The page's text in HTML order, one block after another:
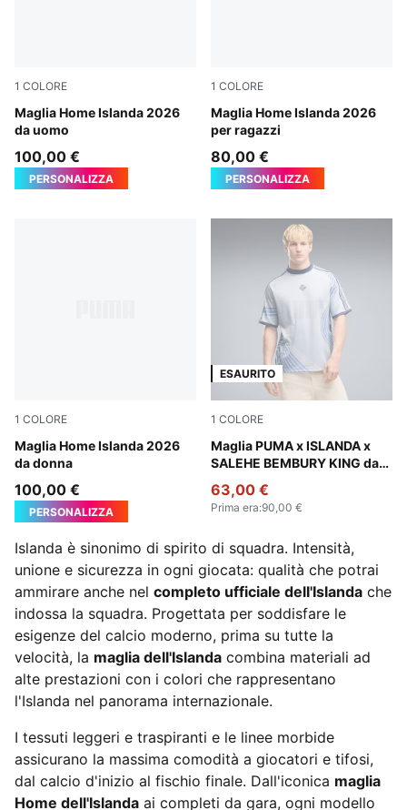
1 COLORE
Maglia Home Islanda 2026
da uomo
Electro Royal-PUMA White
100,00 €
PERSONALIZZA
1 COLORE
Maglia Home Islanda 2026
per ragazzi
Electro Royal-PUMA White
80,00 €
PERSONALIZZA
1 COLORE
Maglia Home Islanda 2026
da donna
Electro Royal-PUMA White
100,00 €
PERSONALIZZA
ESAURITO
1 COLORE
Maglia PUMA x ISLANDA x
SALEHE BEMBURY KING da
Cool Weather
63,00 €
Prima era:90,00 €
Islanda è sinonimo di spirito di squadra. Intensità,
unione e sicurezza in ogni giocata: qualità che potrai
ammirare anche nel completo ufficiale dell'Islanda che
indossa la squadra. Progettata per soddisfare le
esigenze del calcio moderno, prima su tutte la
velocità, la maglia dell'Islanda combina materiali ad
alte prestazioni con i colori che rappresentano
l'Islanda nel panorama internazionale.
I tessuti leggeri e traspiranti e le linee morbide
assicurano la massima comodità a giocatori e tifosi,
dal calcio d'inizio al fischio finale. Dall'iconica maglia
Home dell'Islanda ai completi da gara, ogni modello